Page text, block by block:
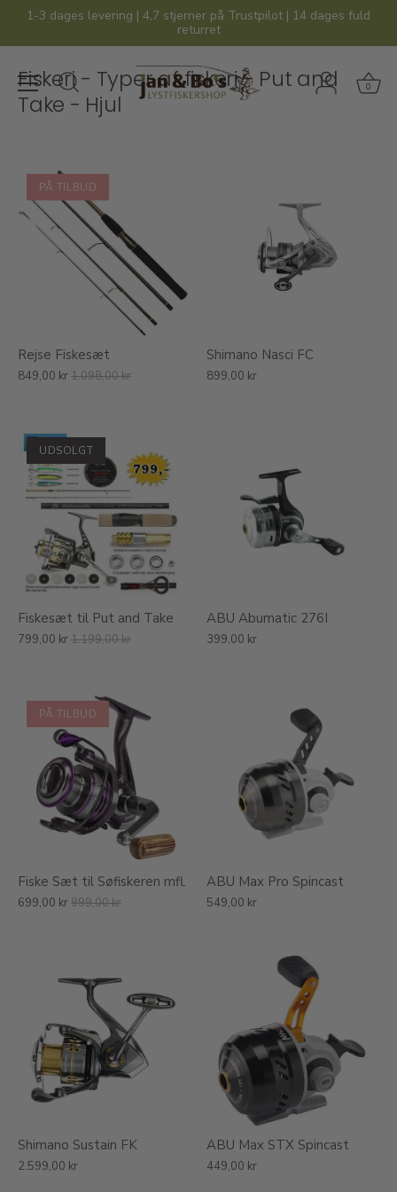
indhold
1-3 dages levering | 4,7 stjerner på Trustpilot | 14 dages fuld
returret
0
Fiskeri - Typer af fiskeri - Put and
Take - Hjul
PÅ TILBUD
Rejse Fiskesæt
849,00 kr1.098,00 kr
Shimano Nasci FC
899,00 kr
UDSOLGT
Fiskesæt til Put and Take
799,00 kr1.199,00 kr
ABU Abumatic 276I
399,00 kr
PÅ TILBUD
Fiske Sæt til Søfiskeren mfl.
699,00 kr999,00 kr
ABU Max Pro Spincast
549,00 kr
Shimano Sustain FK
2.599,00 kr
ABU Max STX Spincast
449,00 kr